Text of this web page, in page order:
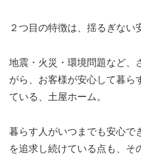
２つ目の特徴は、揺るぎない
地震・火災・環境問題など、
がら、お客様が安心して暮ら
ている、土屋ホーム。
暮らす人がいつまでも安心で
を追求し続けている点も、そ